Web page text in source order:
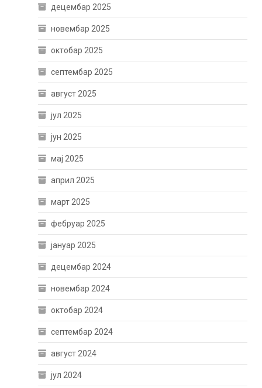
децембар 2025
новембар 2025
октобар 2025
септембар 2025
август 2025
јул 2025
јун 2025
мај 2025
април 2025
март 2025
фебруар 2025
јануар 2025
децембар 2024
новембар 2024
октобар 2024
септембар 2024
август 2024
јул 2024